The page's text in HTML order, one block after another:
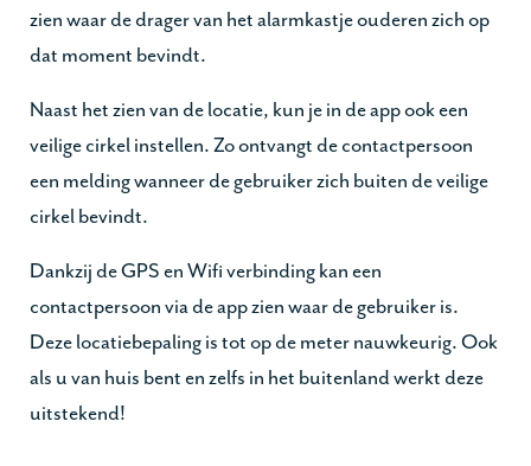
zien waar de drager van het alarmkastje ouderen zich op
dat moment bevindt.
Naast het zien van de locatie, kun je in de app ook een
veilige cirkel instellen. Zo ontvangt de contactpersoon
een melding wanneer de gebruiker zich buiten de veilige
cirkel bevindt.
Dankzij de GPS en Wifi verbinding kan een
contactpersoon via de app zien waar de gebruiker is.
Deze locatiebepaling is tot op de meter nauwkeurig. Ook
als u van huis bent en zelfs in het buitenland werkt deze
uitstekend!